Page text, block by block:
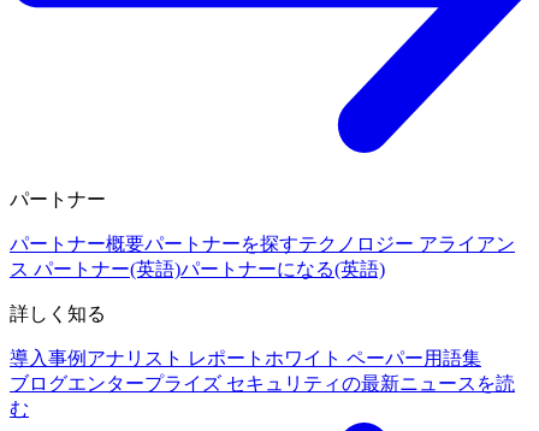
パートナー
パートナー概要パートナーを探すテクノロジー アライアン
ス パートナー(英語)パートナーになる(英語)
詳しく知る
導入事例 アナリスト レポート ホワイト ペーパー用語集
ブログエンタープライズ セキュリティの最新ニュースを読
む